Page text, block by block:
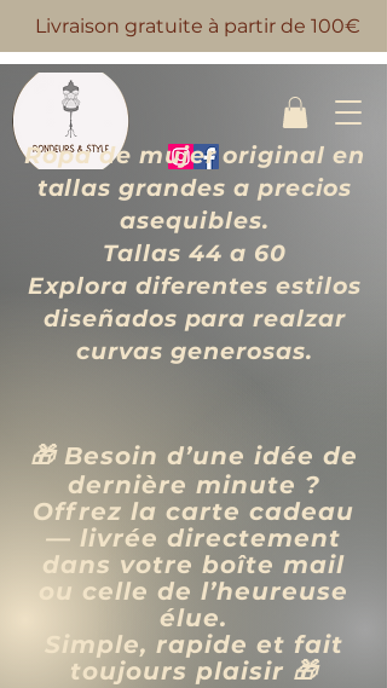
Livraison gratuite à partir de 100€
Ropa de mujer original en
tallas grandes a precios
asequibles.
Tallas 44 a 60
Explora diferentes estilos
diseñados para realzar
curvas generosas.
🎁 Besoin d’une idée de
dernière minute ?
Offrez la carte cadeau
— livrée directement
dans votre boîte mail
ou celle de l’heureuse
élue.
Simple, rapide et fait
toujours plaisir 🎁